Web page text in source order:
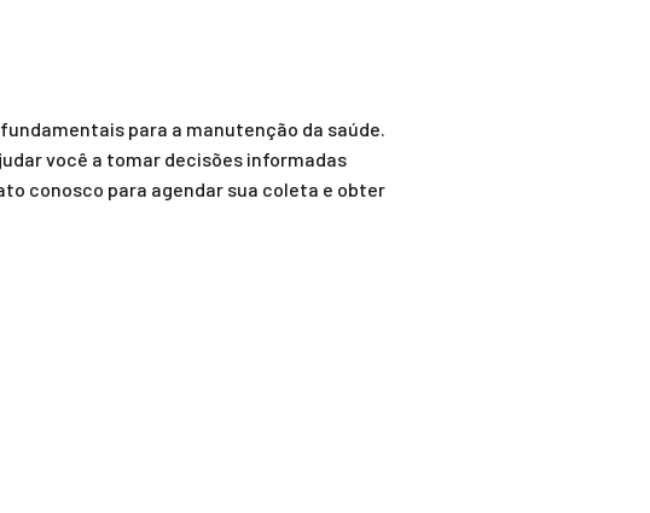
para a manutenção da saúde.
você a tomar decisões informadas
conosco para agendar sua coleta e obter